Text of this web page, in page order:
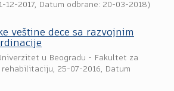
12-2017, Datum odbrane: 20-03-2018)
veštine dece sa razvojnim
u Beogradu - Fakultet za
rehabilitaciju, 25-07-2016, Datum